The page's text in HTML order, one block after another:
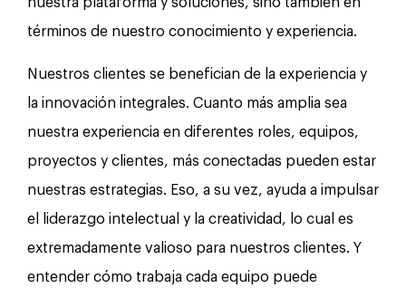
términos de nuestro conocimiento y experiencia.
Nuestros clientes se benefician de la experiencia y
la innovación integrales. Cuanto más amplia sea
nuestra experiencia en diferentes roles, equipos,
proyectos y clientes, más conectadas pueden estar
nuestras estrategias. Eso, a su vez, ayuda a impulsar
el liderazgo intelectual y la creatividad, lo cual es
extremadamente valioso para nuestros clientes. Y
entender cómo trabaja cada equipo puede